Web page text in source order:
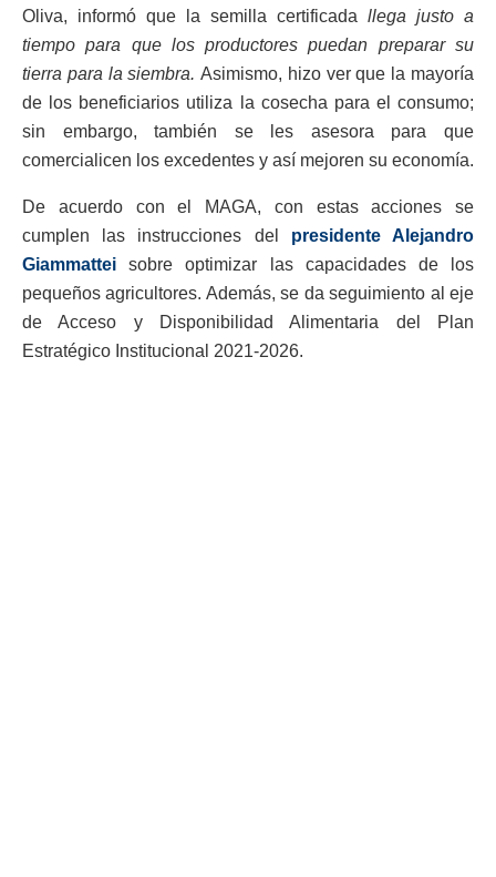
Oliva, informó que la semilla certificada llega justo a
tiempo para que los productores puedan preparar su
tierra para la siembra.Asimismo, hizo ver que la mayoría
de los beneficiarios utiliza la cosecha para el consumo;
sin embargo, también se les asesora para que
comercialicen los excedentes y así mejoren su economía.
De acuerdo con el MAGA, con estas acciones se
cumplen las instrucciones del presidente Alejandro
Giammattei
sobre optimizar las capacidades de los
pequeños agricultores. Además, se da seguimiento al eje
de Acceso y Disponibilidad Alimentaria del Plan
Estratégico Institucional 2021-2026.